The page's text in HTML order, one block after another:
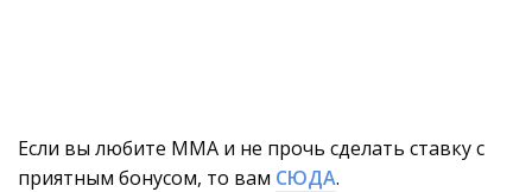
Если вы любите ММА и не прочь сделать ставку с
приятным бонусом, то вам СЮДА.